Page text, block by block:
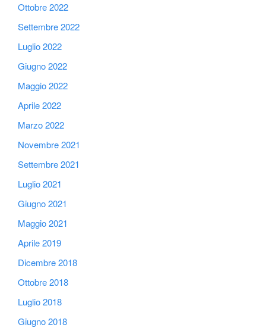
Ottobre 2022
Settembre 2022
Luglio 2022
Giugno 2022
Maggio 2022
Aprile 2022
Marzo 2022
Novembre 2021
Settembre 2021
Luglio 2021
Giugno 2021
Maggio 2021
Aprile 2019
Dicembre 2018
Ottobre 2018
Luglio 2018
Giugno 2018